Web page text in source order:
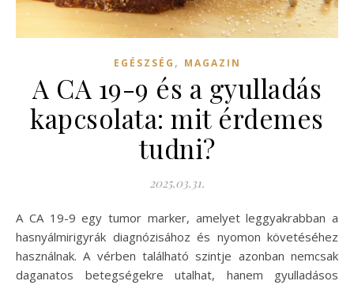
EGÉSZSÉG , MAGAZIN
A CA 19-9 és a gyulladás
kapcsolata: mit érdemes
tudni?
2025.03.31.
A CA 19-9 egy tumor marker, amelyet leggyakrabban a
hasnyálmirigyrák diagnózisához és nyomon követéséhez
használnak. A vérben található szintje azonban nemcsak
daganatos betegségekre utalhat, hanem gyulladásos